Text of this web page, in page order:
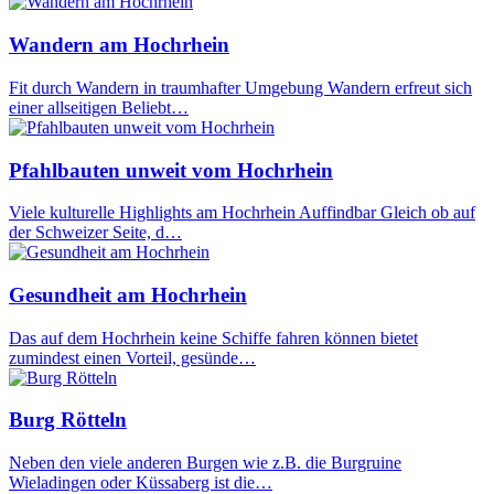
Wandern am Hochrhein
Fit durch Wandern in traumhafter Umgebung Wandern erfreut sich
einer allseitigen Beliebt…
Pfahlbauten unweit vom Hochrhein
Viele kulturelle Highlights am Hochrhein Auffindbar Gleich ob auf
der Schweizer Seite, d…
Gesundheit am Hochrhein
Das auf dem Hochrhein keine Schiffe fahren können bietet
zumindest einen Vorteil, gesünde…
Burg Rötteln
Neben den viele anderen Burgen wie z.B. die Burgruine
Wieladingen oder Küssaberg ist die…